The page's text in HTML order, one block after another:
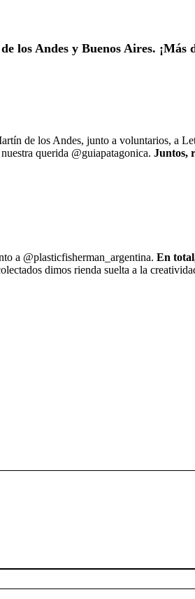
los Andes y Buenos Aires. ¡Más
de los Andes, junto a voluntarios, a
querida @guiapatagonica. Juntos,
a @plasticfisherman_argentina. En
dimos rienda suelta a la